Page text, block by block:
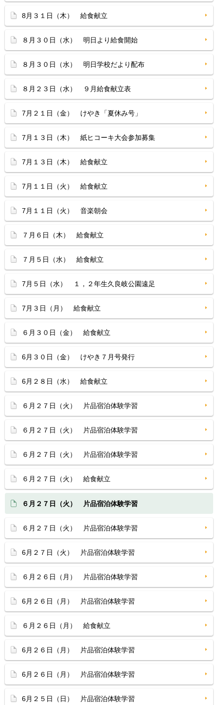
8月３１日（木） 給食献立
８月３０日（水） 明日より給食開始
８月３０日（水） 明日学校だより配布
８月２３日（水） ９月給食献立表
7月２１日（金） けやき「夏休み号」
7月１３日（木） 紙ヒコーキ大会参加募集
7月１３日（木） 給食献立
7月１１日（火） 給食献立
7月１１日（火） 音楽朝会
７月６日（木） 給食献立
７月５日（水） 給食献立
7月５日（水） １，２年生久良岐公園遠足
7月３日（月） 給食献立
６月３０日（金） 給食献立
6月３０日（金） けやき７月号発行
6月２８日（水） 給食献立
６月２７日（火） 片品宿泊体験学習
６月２７日（火） 片品宿泊体験学習
６月２７日（火） 片品宿泊体験学習
６月２７日（火） 給食献立
６月２７日（火） 片品宿泊体験学習
６月２７日（火） 片品宿泊体験学習
6月２７日（火） 片品宿泊体験学習
６月２６日（月） 片品宿泊体験学習
6月２６日（月） 片品宿泊体験学習
６月２６日（月） 給食献立
6月２６日（月） 片品宿泊体験学習
6月２６日（月） 片品宿泊体験学習
6月２５日（日） 片品宿泊体験学習